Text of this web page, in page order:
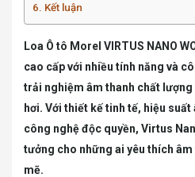
Kết luận
Loa Ô tô Morel VIRTUS NANO
cao cấp với nhiều tính năng và
trải nghiệm âm thanh chất
hơi. Với thiết kế tinh tế, hiệu suất
công nghệ độc quyền, Virtus
tưởng cho những ai yêu thích
mẽ.